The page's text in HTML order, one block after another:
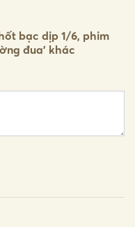
bạc dịp 1/6, phim
đua' khác